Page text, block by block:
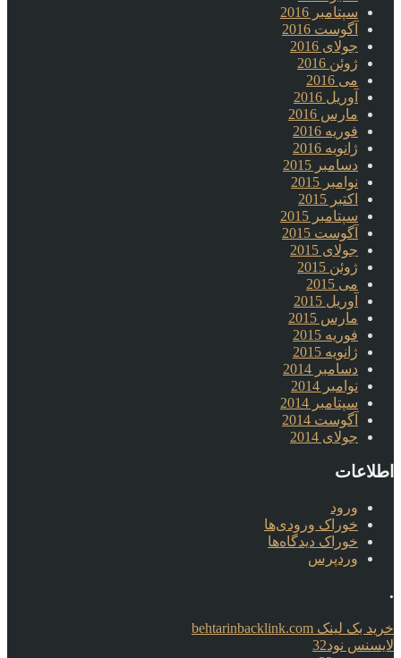
سپتامبر 2016
آگوست 2016
جولای 2016
ژوئن 2016
می 2016
آوریل 2016
مارس 2016
فوریه 2016
ژانویه 2016
دسامبر 2015
نوامبر 2015
اکتبر 2015
سپتامبر 2015
آگوست 2015
جولای 2015
ژوئن 2015
می 2015
آوریل 2015
مارس 2015
فوریه 2015
ژانویه 2015
دسامبر 2014
نوامبر 2014
سپتامبر 2014
آگوست 2014
جولای 2014
اطلاعات
ورود
خوراک ورودی‌ها
خوراک دیدگاه‌ها
وردپرس
.
خرید بک لینک behtarinbacklink.com
لایسنس نود32